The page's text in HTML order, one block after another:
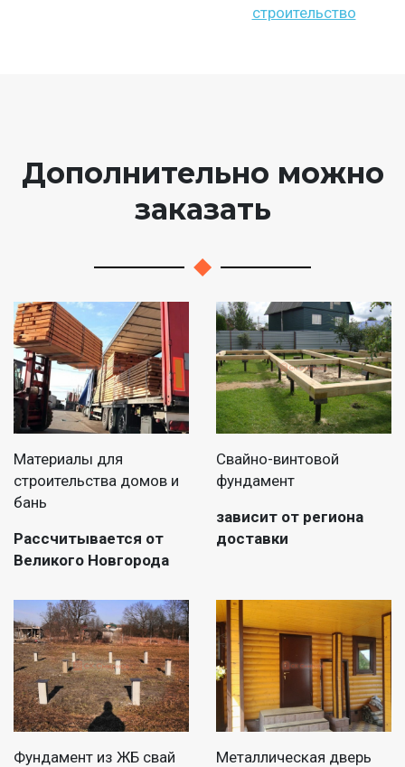
строительство
Дополнительно можно
заказать
Материалы для
строительства домов и
бань
Рассчитывается от
Великого Новгорода
Свайно-винтовой
фундамент
зависит от региона
доставки
Фундамент из ЖБ свай
Металлическая дверь